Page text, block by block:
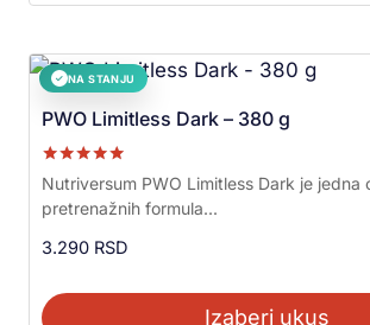
✓ NA STANJU
PWO Limitless Dark – 380 g
Ocenjeno sa
5.00
od 5
Nutriversum PWO Limitless Dark je jedna
pretrenažnih formula...
3.290 RSD
Izaberi ukus